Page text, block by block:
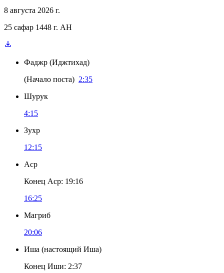
8 августа 2026 г.
25 сафар 1448 г. AH
Фаджр (Иджтихад)
(Начало поста) 2:35
Шурук
4:15
Зухр
12:15
Аср
Конец Аср: 19:16
16:25
Магриб
20:06
Иша (настоящий Иша)
Конец Иши: 2:37